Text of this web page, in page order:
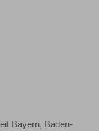
Bayern, Baden-